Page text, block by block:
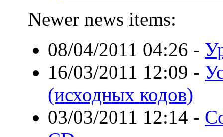
Newer news items:
08/04/2011 04:26 -
16/03/2011 12:09 -
(исходных кодов)
03/03/2011 12:14 -